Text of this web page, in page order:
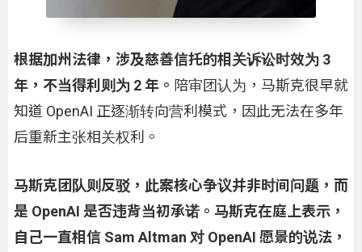
根据加州法律，涉及慈善信托的相关诉讼时效为 3
年，不当得利则为 2 年。 陪审团认为，马斯克很早就
知道 OpenAI 正逐渐转向营利模式，因此无法在多年
后重新主张相关权利。
马斯克团队则反驳，此案核心争议并非时间问题，而
是 OpenAI 是否违背当初承诺。马斯克在庭上表示，
自己一直相信 Sam Altman 对 OpenAI 愿景的说法，